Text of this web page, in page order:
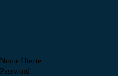
Nome Utente
Password